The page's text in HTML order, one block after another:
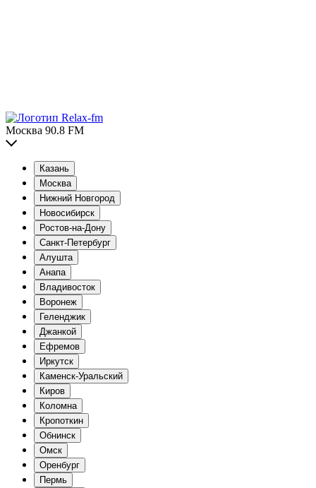
Москва 90.8 FM
Казань
Москва
Нижний Новгород
Новосибирск
Ростов-на-Дону
Санкт-Петербург
Алушта
Анапа
Владивосток
Воронеж
Геленджик
Джанкой
Ефремов
Иркутск
Каменск-Уральский
Киров
Коломна
Кропоткин
Обнинск
Омск
Оренбург
Пермь